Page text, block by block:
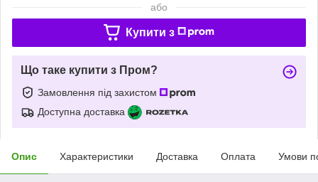
або
Купити з
Що таке купити з Пром?
Замовлення під захистом
Доступна доставка
Опис Характеристики Доставка Оплата Умови